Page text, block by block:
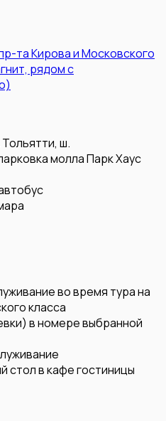
та Кирова и Московского
рядом с
ш.
молла Парк Хаус
во время тура на
класса
в номере выбранной
стол в кафе гостиницы